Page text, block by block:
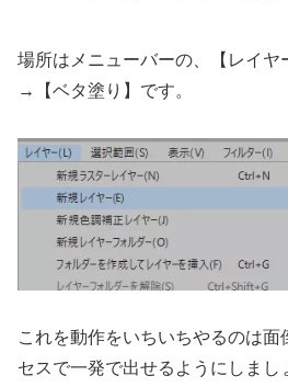
場所はメニューバーの、【レイヤ
→【ベタ塗り】です。
これを動作をいちいちやるのは面
セスで一発で出せるようにしまし